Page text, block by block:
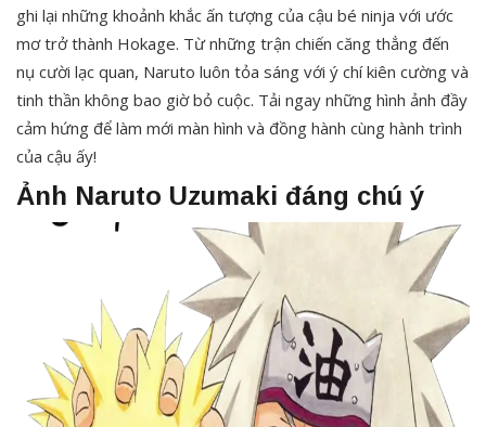
ghi lại những khoảnh khắc ấn tượng của cậu bé ninja với ước
mơ trở thành Hokage. Từ những trận chiến căng thẳng đến
nụ cười lạc quan, Naruto luôn tỏa sáng với ý chí kiên cường và
tinh thần không bao giờ bỏ cuộc. Tải ngay những hình ảnh đầy
cảm hứng để làm mới màn hình và đồng hành cùng hành trình
của cậu ấy!
Ảnh Naruto Uzumaki đáng chú ý